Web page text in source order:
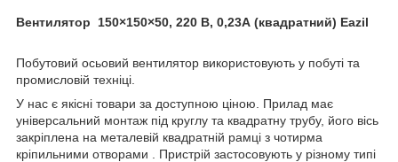
Вентилятор 150×150×50, 220 В, 0,23А (квадратний) Eazil
Побутовий осьовий вентилятор використовують у побуті та
промисловій техніці.
У нас є якісні товари за доступною ціною. Прилад має
універсальний монтаж під круглу та квадратну трубу, його вісь
закріплена на металевій квадратній рамці з чотирма
кріпильними отворами . Пристрій застосовують у різному типі